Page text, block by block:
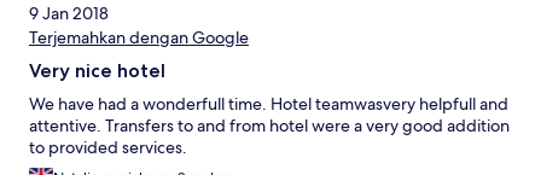
9 Jan 2018
Terjemahkan dengan Google
Very nice hotel
We have had a wonderfull time. Hotel teamwasvery helpfull and
attentive. Transfers to and from hotel were a very good addition
to provided services.